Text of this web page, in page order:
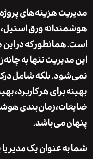
هزینه‌های پروژه‌های
ورق استیل، یک
که در این مقاله از
تنها به چانه‌زنی
بلکه شاملدرک
برای هر کاربرد،
زمان‌بندی
می‌باشد.
عنوان یک مدیر یا